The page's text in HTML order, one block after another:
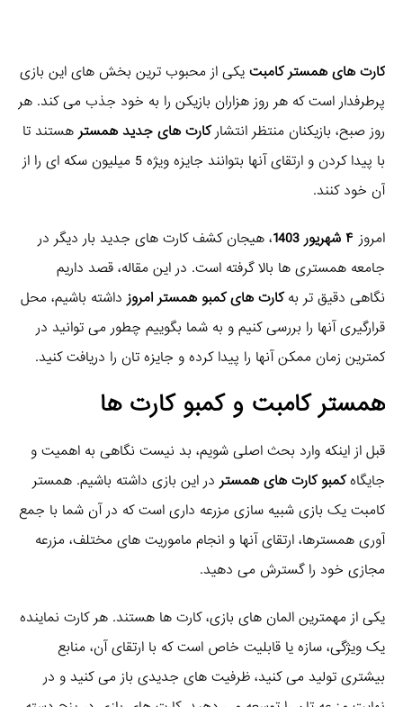
کارت های همستر کامبت یکی از محبوب ترین بخش های این بازی
پرطرفدار است که هر روز هزاران بازیکن را به خود جذب می کند. هر
روز صبح، بازیکنان منتظر انتشارکارت های جدید همستر هستند تا
با پیدا کردن و ارتقای آنها بتوانند جایزه ویژه 5 میلیون سکه ای را از
آن خود کنند.
امروز ۴ شهریور 1403
، هیجان کشف کارت های جدید بار دیگر در
جامعه همستری ها بالا گرفته است. در این مقاله، قصد داریم
نگاهی دقیق تر بهکارت های کمبو همستر امروز داشته باشیم، محل
قرارگیری آنها را بررسی کنیم و به شما بگوییم چطور می توانید در
کمترین زمان ممکن آنها را پیدا کرده و جایزه تان را دریافت کنید.
همستر کامبت و کمبو کارت ها
قبل از اینکه وارد بحث اصلی شویم، بد نیست نگاهی به اهمیت و
جایگاهکمبو کارت های همستر در این بازی داشته باشیم. همستر
کامبت یک بازی شبیه سازی مزرعه داری است که در آن شما با جمع
آوری همسترها، ارتقای آنها و انجام ماموریت های مختلف، مزرعه
مجازی خود را گسترش می دهید.
یکی از مهمترین المان های بازی، کارت ها هستند. هر کارت نماینده
یک ویژگی، سازه یا قابلیت خاص است که با ارتقای آن، منابع
بیشتری تولید می کنید، ظرفیت های جدیدی باز می کنید و در